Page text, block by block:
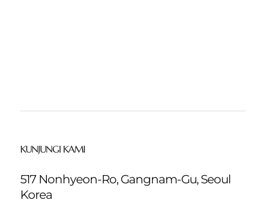
KUNJUNGI KAMI
517 Nonhyeon-Ro, Gangnam-Gu, Seoul
Korea